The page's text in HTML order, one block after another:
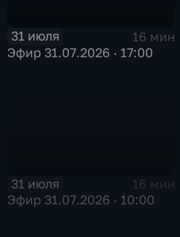
31 июля
16 мин
Эфир 31.07.2026 · 17:00
31 июля
16 мин
Эфир 31.07.2026 · 10:00